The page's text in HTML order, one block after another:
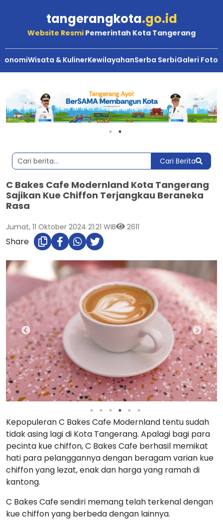
tangerangkota.go.id
Website Resmi Pemerintah Kota Tangerang
Wisata & KulinerKewilayahanSerba SerbiGaleri Foto
Cari Berita
C Bakes Cafe Modernland Kota Tangerang
Sajikan Kue Chiffon Terjangkau Beraneka
Rasa
Jumat, 11 Oktober 2024 21:21 WIB 2611
Share
Kepopuleran C Bakes Cafe Modernland tentu sudah
tidak asing lagi di Kota Tangerang. Apalagi bagi para
pecinta kue chiffon, C Bakes Cafe berhasil memikat
hati para pelanggannya dengan beragam varian kue
chiffon yang lezat, enak dan harga yang ramah di
kantong.
C Bakes Cafe sendiri memang telah terkenal dengan
kue chiffon yang berbeda dengan lainnya.